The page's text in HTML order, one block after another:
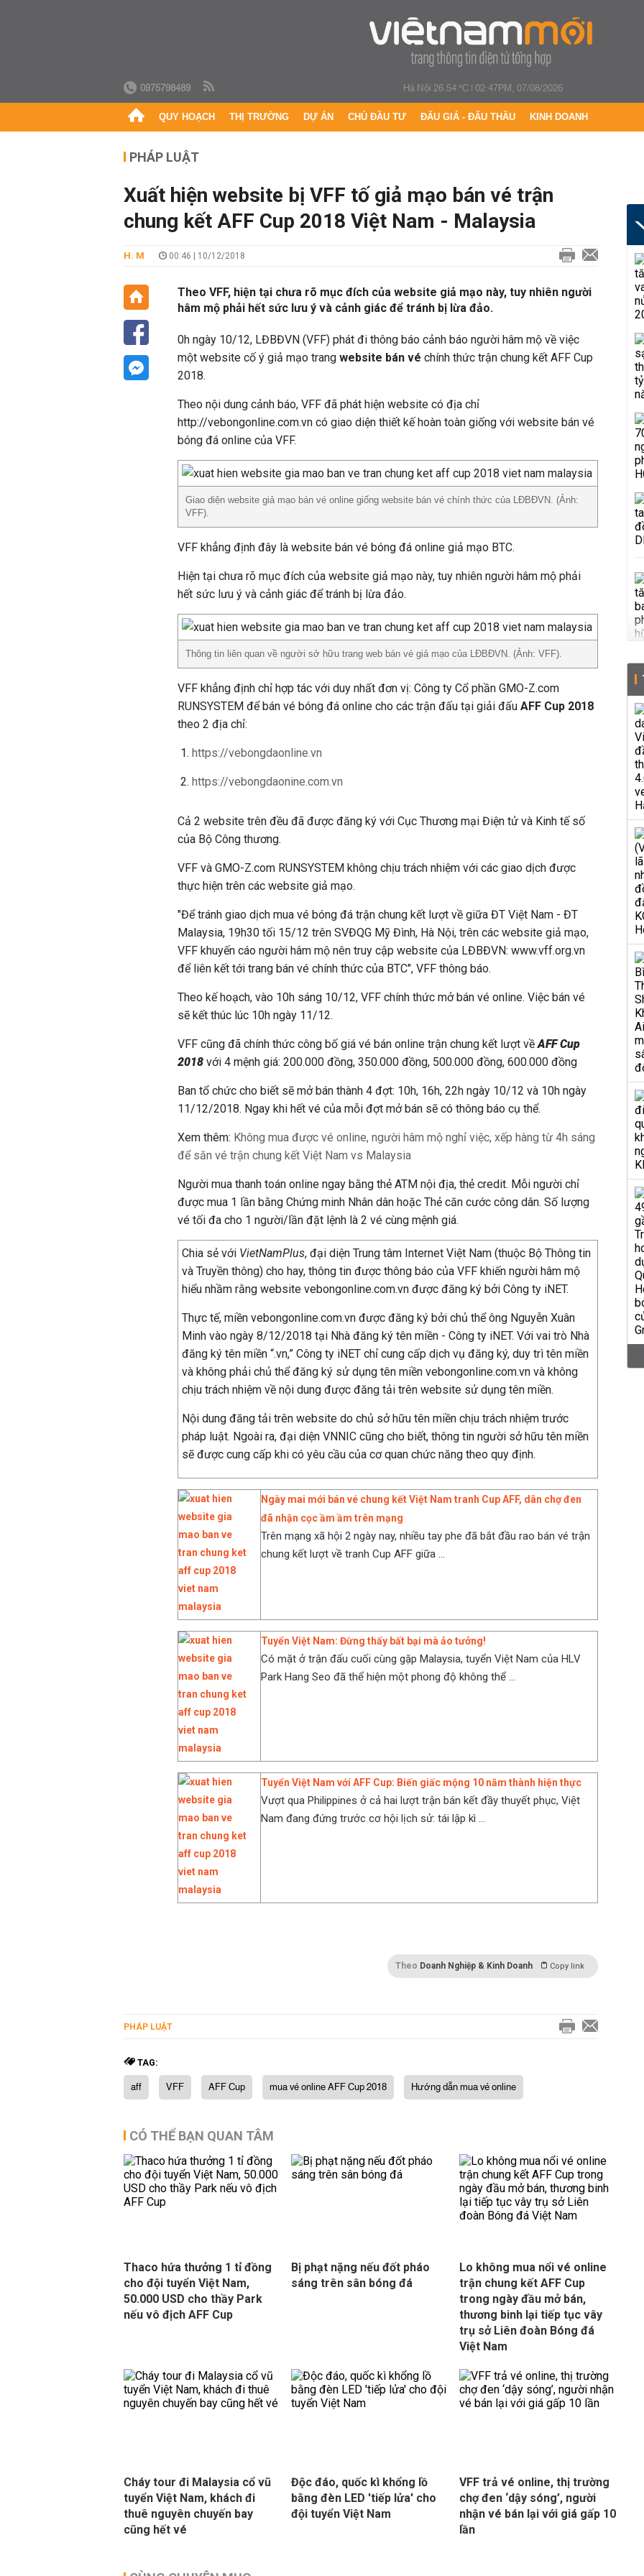
0975798489 Hà Nội 26.54 °C|02:47PM, 07/08/2026
QUY HOẠCH THỊ TRƯỜNG DỰ ÁN CHỦ ĐẦU TƯ ĐẤU GIÁ - ĐẤU THẦU KINH DOANH
PHÁP LUẬT
Xuất hiện website bị VFF tố giả mạo bán vé trận
chung kết AFF Cup 2018 Việt Nam - Malaysia
H. M 00:46 | 10/12/2018
Theo VFF, hiện tại chưa rõ mục đích của website giả mạo này, tuy nhiên người
hâm mộ phải hết sức lưu ý và cảnh giác để tránh bị lừa đảo.
0h ngày 10/12, LĐBĐVN (VFF) phát đi thông báo cảnh báo người hâm mộ về việc
một website cố ý giả mạo trang website bán vé chính thức trận chung kết AFF Cup
2018.
Theo nội dung cảnh báo, VFF đã phát hiện website có địa chỉ
http://vebongonline.com.vn có giao diện thiết kế hoàn toàn giống với website bán vé
bóng đá online của VFF.
Giao diện website giả mạo bán vé online giống website bán vé chính thức của LĐBĐVN. (Ảnh:
VFF).
VFF khẳng định đây là website bán vé bóng đá online giả mạo BTC.
Hiện tại chưa rõ mục đích của website giả mạo này, tuy nhiên người hâm mộ phải
hết sức lưu ý và cảnh giác để tránh bị lừa đảo.
Thông tin liên quan về người sở hữu trang web bán vé giả mạo của LĐBĐVN. (Ảnh: VFF).
VFF khẳng định chỉ hợp tác với duy nhất đơn vị: Công ty Cổ phần GMO-Z.com
RUNSYSTEM để bán vé bóng đá online cho các trận đấu tại giải đấu AFF Cup 2018
theo 2 địa chỉ:
https://vebongdaonline.vn
https://vebongdaonine.com.vn
Cả 2 website trên đều đã được đăng ký với Cục Thương mại Điện tử và Kinh tế số
của Bộ Công thương.
VFF và GMO-Z.com RUNSYSTEM không chịu trách nhiệm với các giao dịch được
thực hiện trên các website giả mạo.
"Để tránh giao dịch mua vé bóng đá trận chung kết lượt về giữa ĐT Việt Nam - ĐT
Malaysia, 19h30 tối 15/12 trên SVĐQG Mỹ Đình, Hà Nội, trên các website giả mạo,
VFF khuyến cáo người hâm mộ nên truy cập website của LĐBĐVN: www.vff.org.vn
để liên kết tới trang bán vé chính thức của BTC", VFF thông báo.
Theo kế hoạch, vào 10h sáng 10/12, VFF chính thức mở bán vé online. Việc bán vé
sẽ kết thúc lúc 10h ngày 11/12.
VFF cũng đã chính thức công bố giá vé bán online trận chung kết lượt vềAFF Cup
2018 với 4 mệnh giá: 200.000 đồng, 350.000 đồng, 500.000 đồng, 600.000 đồng
Ban tổ chức cho biết sẽ mở bán thành 4 đợt: 10h, 16h, 22h ngày 10/12 và 10h ngày
11/12/2018. Ngay khi hết vé của mỗi đợt mở bán sẽ có thông báo cụ thể.
Xem thêm: Không mua được vé online, người hâm mộ nghỉ việc, xếp hàng từ 4h sáng
để săn vé trận chung kết Việt Nam vs Malaysia
Người mua thanh toán online ngay bằng thẻ ATM nội địa, thẻ credit. Mỗi người chỉ
được mua 1 lần bằng Chứng minh Nhân dân hoặc Thẻ căn cước công dân. Số lượng
vé tối đa cho 1 người/lần đặt lệnh là 2 vé cùng mệnh giá.
Chia sẻ với VietNamPlus, đại diện Trung tâm Internet Việt Nam (thuộc Bộ Thông tin
và Truyền thông) cho hay, thông tin được thông báo của VFF khiến người hâm mộ
hiểu nhầm rằng website vebongonline.com.vn được đăng ký bởi Công ty iNET.
Thực tế, miền vebongonline.com.vn được đăng ký bởi chủ thể ông Nguyễn Xuân
Minh vào ngày 8/12/2018 tại Nhà đăng ký tên miền - Công ty iNET. Với vai trò Nhà
đăng ký tên miền “.vn,” Công ty iNET chỉ cung cấp dịch vụ đăng ký, duy trì tên miền
và không phải chủ thể đăng ký sử dụng tên miền vebongonline.com.vn và không
chịu trách nhiệm về nội dung được đăng tải trên website sử dụng tên miền.
Nội dung đăng tải trên website do chủ sở hữu tên miền chịu trách nhiệm trước
pháp luật. Ngoài ra, đại diện VNNIC cũng cho biết, thông tin người sở hữu tên miền
sẽ được cung cấp khi có yêu cầu của cơ quan chức năng theo quy định.
Ngày mai mới bán vé chung kết Việt Nam tranh Cup AFF, dân chợ đen
đã nhận cọc ầm ầm trên mạng
Trên mạng xã hội 2 ngày nay, nhiều tay phe đã bắt đầu rao bán vé trận
chung kết lượt về tranh Cup AFF giữa ...
Tuyển Việt Nam: Đừng thấy bất bại mà ảo tưởng!
Có mặt ở trận đấu cuối cùng gặp Malaysia, tuyển Việt Nam của HLV
Park Hang Seo đã thể hiện một phong độ không thể ...
Tuyển Việt Nam với AFF Cup: Biến giấc mộng 10 năm thành hiện thực
Vượt qua Philippines ở cả hai lượt trận bán kết đầy thuyết phục, Việt
Nam đang đứng trước cơ hội lịch sử: tái lập kì ...
Theo Doanh Nghiệp & Kinh Doanh Copy link
PHÁP LUẬT
TAG:
aff VFF AFF Cup mua vé online AFF Cup 2018 Hướng dẫn mua vé online
CÓ THỂ BẠN QUAN TÂM
Thaco hứa thưởng 1 tỉ đồng
cho đội tuyển Việt Nam,
50.000 USD cho thầy Park
nếu vô địch AFF Cup
Bị phạt nặng nếu đốt pháo
sáng trên sân bóng đá
Lo không mua nổi vé online
trận chung kết AFF Cup
trong ngày đầu mở bán,
thương binh lại tiếp tục vây
trụ sở Liên đoàn Bóng đá
Việt Nam
Cháy tour đi Malaysia cổ vũ
tuyển Việt Nam, khách đi
thuê nguyên chuyến bay
cũng hết vé
Độc đáo, quốc kì khổng lồ
bằng đèn LED 'tiếp lửa' cho
đội tuyển Việt Nam
VFF trả vé online, thị trường
chợ đen ‘dậy sóng’, người
nhận vé bán lại với giá gấp 10
lần